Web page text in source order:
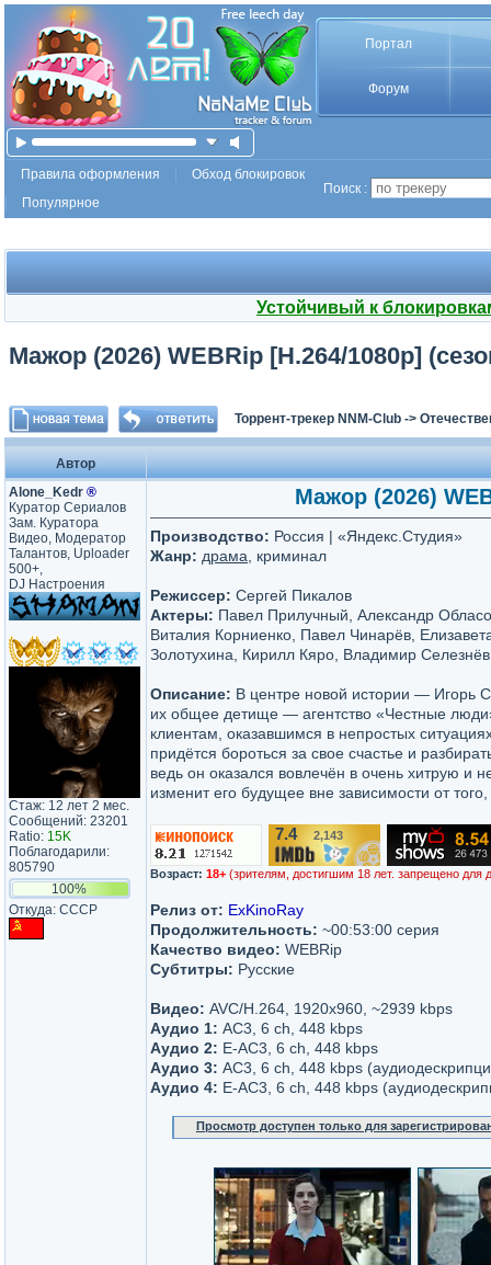
Портал
Форум
Правила оформления
Обход блокировок
Популярное
Поиск :
Устойчивый к
Мажор (2026) WEBRip [H.264/1080p]
Торрент-трекер NNM-Club ->
Автор
Alone_Kedr ®
Куратор Сериалов
Зам. Куратора
Видео, Модератор
Талантов, Uploader
500+,
DJ Настроения
Стаж: 12 лет 2 мес.
Сообщений: 23201
Ratio: 15K
Поблагодарили:
805790
100%
Откуда: CCCP
Мажор (2026)
Производство: Россия | «Яндекс.Студия»
Жанр: драма , криминал
Режиссер: Сергей Пикалов
Актеры: Павел Прилучный, Александр
Виталия Корниенко, Павел Чинарёв,
Золотухина, Кирилл Кяро, Владимир
Описание: В центре новой истории — Игорь
их общее детище — агентство «Честные
клиентам, оказавшимся в непростых
придётся бороться за свое счастье и
ведь он оказался вовлечён в очень хитрую и
изменит его будущее вне зависимости от
7.4/10 2,143
Возраст: 18+ (зрителям, достигшим 18 лет. запрещено для
Релиз от: ExKinoRay
Продолжительность: ~00:53:00 серия
Качество видео: WEBRip
Субтитры: Русские
Видео: AVC/H.264, 1920x960, ~2939 kbps
Аудио 1: AC3, 6 ch, 448 kbps
Аудио 2: E-AC3, 6 ch, 448 kbps
Аудио 3: AC3, 6 ch, 448 kbps
Аудио 4: E-AC3, 6 ch, 448 kbps
Просмотр доступен только для